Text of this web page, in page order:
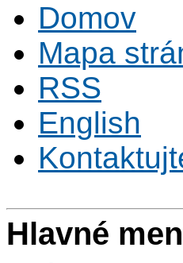
Domov
Mapa
RSS
English
Hlavné